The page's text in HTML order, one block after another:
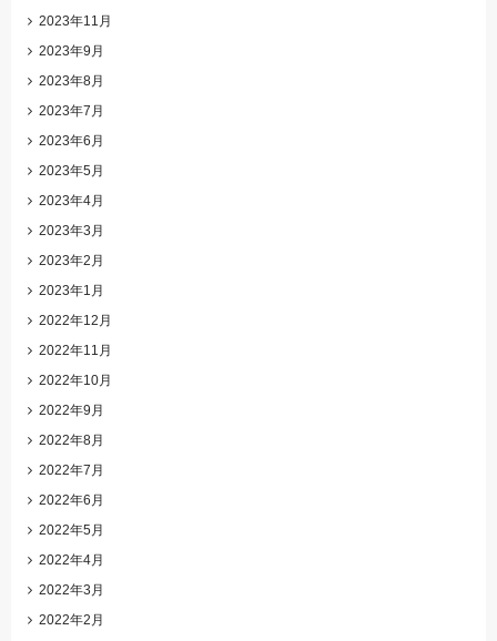
2023年11月
2023年9月
2023年8月
2023年7月
2023年6月
2023年5月
2023年4月
2023年3月
2023年2月
2023年1月
2022年12月
2022年11月
2022年10月
2022年9月
2022年8月
2022年7月
2022年6月
2022年5月
2022年4月
2022年3月
2022年2月